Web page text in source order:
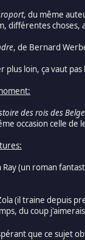
, du même
différentes
, de Bernard
plus loin, ça vaut
des rois des
occasion celle
Ray (un roman
(il traine depuis
du coup
que ce sujet